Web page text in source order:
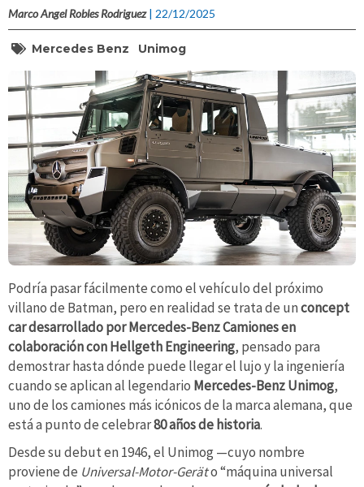
Marco Angel Robles Rodriguez | 22/12/2025
Mercedes Benz Unimog
Podría pasar fácilmente como el vehículo del próximo
villano de Batman, pero en realidad se trata de unconcept
car desarrollado por Mercedes-Benz Camiones en
colaboración con Hellgeth Engineering, pensado para
demostrar hasta dónde puede llegar el lujo y la ingeniería
cuando se aplican al legendario Mercedes-Benz Unimog,
uno de los camiones más icónicos de la marca alemana, que
está a punto de celebrar80 años de historia.
Desde su debut en 1946, el Unimog —cuyo nombre
proviene de Universal-Motor-Geräto “máquina universal